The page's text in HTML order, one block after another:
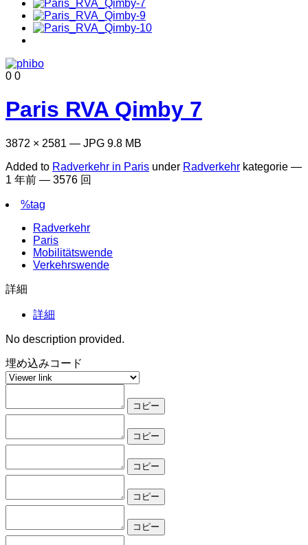
0 0
Paris RVA Qimby 7
3872 × 2581 — JPG 9.8 MB
Added to Radverkehr in Paris under Radverkehr kategorie —
1 年前 — 3576 回
%tag
Radverkehr
Paris
Mobilitätswende
Verkehrswende
詳細
詳細
No description provided.
埋め込みコード
コピー
コピー
コピー
コピー
コピー